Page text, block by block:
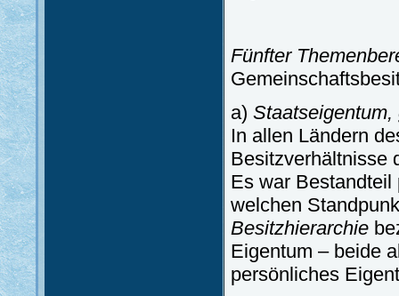
Fünfter
a)
In allen Ländern
Besitzverhältnisse
Es war
welchen
Besitzhierarchie
Eigentum – beide
persönliches